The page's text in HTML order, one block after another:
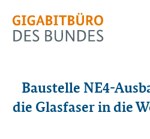
Baustelle NE4-
die Glasfaser in die